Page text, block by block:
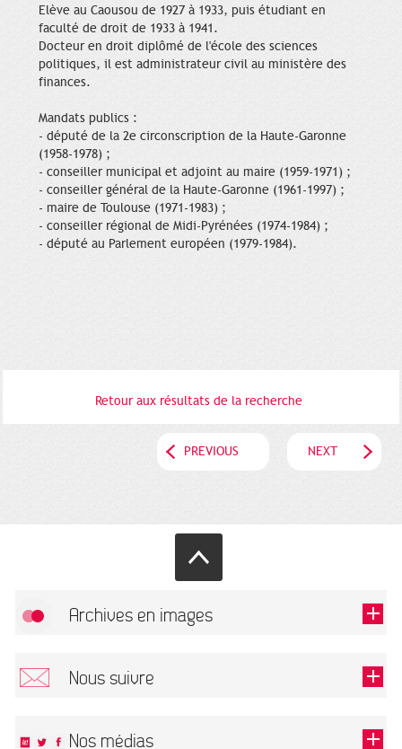
Elève au Caousou de 1927 à 1933, puis étudiant en
faculté de droit de 1933 à 1941.
Docteur en droit diplômé de l'école des sciences
politiques, il est administrateur civil au ministère des
finances.
Mandats publics :
- député de la 2e circonscription de la Haute-Garonne
(1958-1978) ;
- conseiller municipal et adjoint au maire (1959-1971) ;
- conseiller général de la Haute-Garonne (1961-1997) ;
- maire de Toulouse (1971-1983) ;
- conseiller régional de Midi-Pyrénées (1974-1984) ;
- député au Parlement européen (1979-1984).
Retour aux résultats de la recherche
PREVIOUS NEXT
Archives en images
Nous suivre
Nos médias